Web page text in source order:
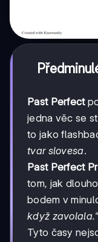
Past Perfect
jedna věc se
to jako
tvar slovesa.
Past Perfect
tom, jak
bodem v
když zavolala."
Tyto časy